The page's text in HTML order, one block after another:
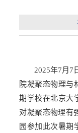
2025年7月7
院凝聚态物理与
期学校在北京大
对凝聚态物理有
园参加此次暑期